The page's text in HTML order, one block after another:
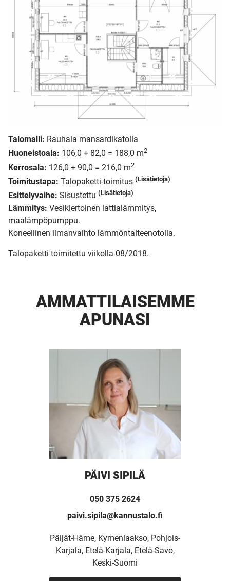
Talomalli: Rauhala mansardikatolla
Huoneistoala: 106,0 + 82,0 = 188,0 m2
Kerrosala: 126,0 + 90,0 = 216,0 m2
Toimitustapa: Talopaketti-toimitus (Lisätietoja)
Esittelyvaihe: Sisustettu (Lisätietoja)
Lämmitys: Vesikiertoinen lattialämmitys,
maalämpöpumppu.
Koneellinen ilmanvaihto lämmöntalteenotolla.
Talopaketti toimitettu viikolla 08/2018.
AMMATTI­LAISEMME
APUNASI
PÄIVI SIPILÄ
050 375 2624
paivi.sipila@kannustalo.fi
Päijät-Häme, Kymenlaakso, Pohjois-
Karjala, Etelä-Karjala, Etelä-Savo,
Keski-Suomi
UUSI
UNELMISTA
KODIKSI-